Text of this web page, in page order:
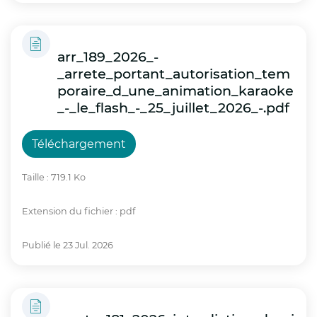
climatisés) ;
Organiser, si nécessaire, le transport des
personnes vulnérables vivant dans des
logements
inadaptés vers des espaces rafraîchis ;
Réexaminer l’organisation des évènements,
sécurité ne peuvent être garanties ;
et sensibiliser la population au risque accru
de noyade ;
arr_189_2026_-
_arrete_portant_autorisation_tem
poraire_d_une_animation_karaoke
_-_le_flash_-_25_juillet_2026_-.pdf
Téléchargement
Taille : 719.1 Ko
Extension du fichier : pdf
Publié le 23 Jul. 2026